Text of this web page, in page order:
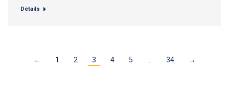
Détails
← 1 2 3 4 5 34 →